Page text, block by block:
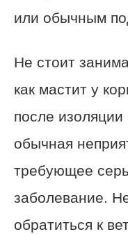
или обычным
Не стоит
как мастит у
после изоляции
обычная
требующее
заболевание.
обратиться к